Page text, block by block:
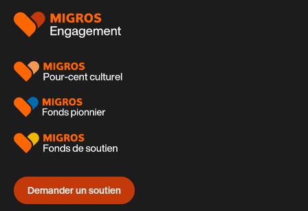
Pied
page
Demander un soutien